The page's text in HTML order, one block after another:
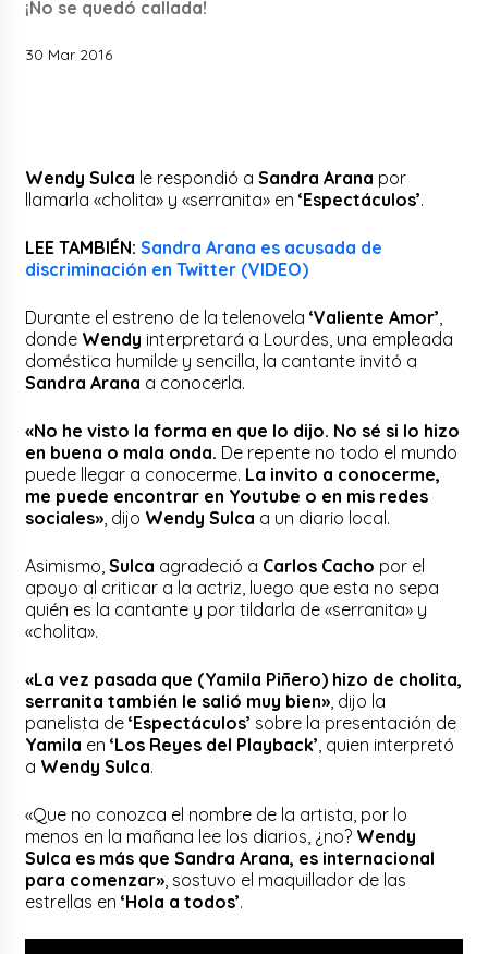
¡No se quedó callada!
30 Mar 2016
Wendy Sulca le respondió aSandra Arana por
llamarla «cholita» y «serranita» en‘Espectáculos’.
LEE TAMBIÉN:Sandra Arana es acusada de
discriminación en Twitter (VIDEO)
Durante el estreno de la telenovela ‘Valiente Amor’
donde Wendy interpretará a Lourdes, una empleada
doméstica humilde y sencilla, la cantante invitó a
Sandra Arana a conocerla.
«No he visto la forma en que lo dijo. No sé si lo hizo
en buena o mala onda. De repente no todo el mundo
puede llegar a conocerme. La invito a conocerme,
me puede encontrar en Youtube o en mis redes
sociales» , dijo Wendy Sulca a un diario local.
Asimismo,Sulca agradeció a Carlos Cacho por el
apoyo al criticar a la actriz, luego que esta no sepa
quién es la cantante y por tildarla de «serranita» y
«cholita».
«La vez pasada que (Yamila Piñero) hizo de cholita,
serranita también le salió muy bien» , dijo la
panelista de‘Espectáculos’ sobre la presentación de
Yamila en‘Los Reyes del Playback’ , quien interpretó
a Wendy Sulca.
«Que no conozca el nombre de la artista, por lo
menos en la mañana lee los diarios, ¿no? Wendy
Sulca es más que Sandra Arana, es internacional
para comenzar» , sostuvo el maquillador de las
estrellas en‘Hola a todos’.